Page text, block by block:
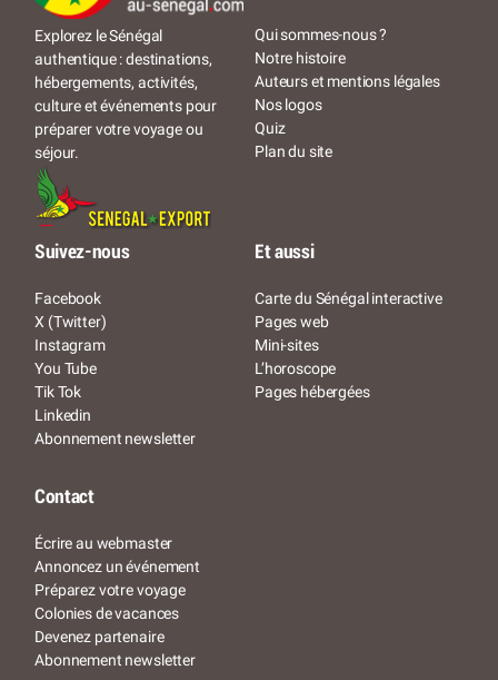
Explorez le Sénégal
authentique : destinations,
hébergements, activités,
culture et événements pour
préparer votre voyage ou
séjour.
Qui sommes-nous ?
Notre histoire
Auteurs et mentions légales
Nos logos
Quiz
Plan du site
Suivez-nous
Facebook
X (Twitter)
Instagram
You Tube
Tik Tok
Linkedin
Abonnement newsletter
Et aussi
Carte du Sénégal interactive
Pages web
Mini-sites
L’horoscope
Pages hébergées
Contact
Écrire au webmaster
Annoncez un événement
Préparez votre voyage
Colonies de vacances
Devenez partenaire
Abonnement newsletter